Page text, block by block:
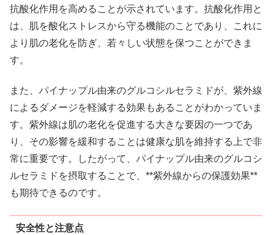
抗酸化作用を高めることが示されています。抗酸化作用と
は、肌を酸化ストレスから守る機能のことであり、これに
より肌の老化を防ぎ、若々しい状態を保つことができま
す。
また、パイナップル由来のグルコシルセラミドが、紫外線
によるダメージを軽減する効果もあることがわかっていま
す。紫外線は肌の老化を促進する大きな要因の一つであ
り、その影響を緩和することは健康な肌を維持する上で非
常に重要です。したがって、パイナップル由来のグルコシ
ルセラミドを摂取することで、**紫外線からの保護効果**
も期待できるのです。
安全性と注意点